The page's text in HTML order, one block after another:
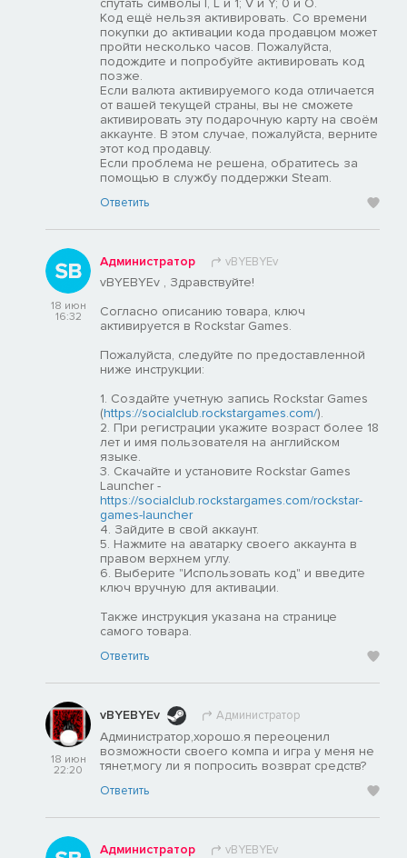
Код ещё нельзя активировать. Со времени
покупки до активации кода продавцом может
пройти несколько часов. Пожалуйста,
подождите и попробуйте активировать код
позже.
Если валюта активируемого кода отличается
от вашей текущей страны, вы не сможете
активировать эту подарочную карту на своём
аккаунте. В этом случае, пожалуйста, верните
этот код продавцу.
Если проблема не решена, обратитесь за
помощью в службу поддержки Steam.
Ответить
18 июн
16:32
Администратор vBYEBYEv
vBYEBYEv , Здравствуйте!
Согласно описанию товара, ключ
активируется в Rockstar Games.
Пожалуйста, следуйте по предоставленной
ниже инструкции:
1. Создайте учетную запись Rockstar Games
(https://socialclub.rockstargames.com/).
2. При регистрации укажите возраст более 18
лет и имя пользователя на английском
языке.
3. Скачайте и установите Rockstar Games
Launcher -
https://socialclub.rockstargames.com/rockstar-
games-launcher
4. Зайдите в свой аккаунт.
5. Нажмите на аватарку своего аккаунта в
правом верхнем углу.
6. Выберите "Использовать код" и введите
ключ вручную для активации.
Также инструкция указана на странице
самого товара.
Ответить
18 июн
22:20
vBYEBYEv Администратор
Администратор,хорошо.я переоценил
возможности своего компа и игра у меня не
тянет,могу ли я попросить возврат средств?
Ответить
Администратор vBYEBYEv